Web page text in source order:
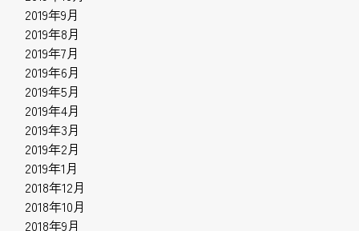
2019年9月
2019年8月
2019年7月
2019年6月
2019年5月
2019年4月
2019年3月
2019年2月
2019年1月
2018年12月
2018年10月
2018年9月